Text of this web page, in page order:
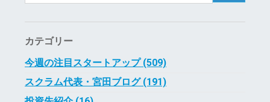
カテゴリー
今週の注目スタートアップ (509)
スクラム代表・宮田ブログ (191)